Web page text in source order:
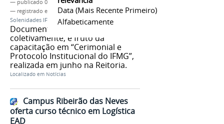
Data (mais Recente Primeiro)
Alfabeticamente
— publicado 03/07/2025
— registrado em:
Certificação,Cursos Técnicos,
Solenidades IFMG
,Formaturas
Documento, construído
coletivamente, é fruto da
capacitação em “Cerimonial e
Protocolo Institucional do IFMG”,
realizada em junho na Reitoria.
Localizado em Notícias
Campus Ribeirão das Neves
oferta curso técnico em Logística
EAD